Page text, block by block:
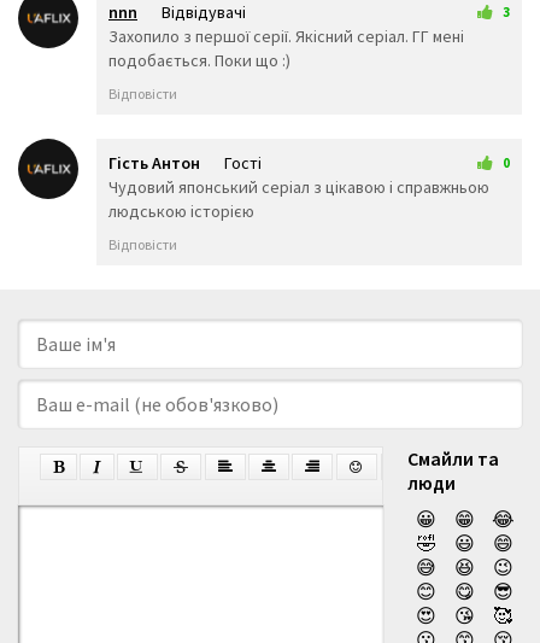
nnn
Відвідувачі
15 трав 2026 15:51
3
Захопило з першої серії. Якісний серіал. ГГ мені
подобається. Поки що :)
Відповісти
Гість Антон
Гості
14 червня 2026 18:01
0
Чудовий японський серіал з цікавою і справжньою
людською історією
Відповісти
Смайли та
люди
😀
😁
😂
🤣
😃
😄
😅
😆
😉
😊
😋
😎
😍
😘
🥰